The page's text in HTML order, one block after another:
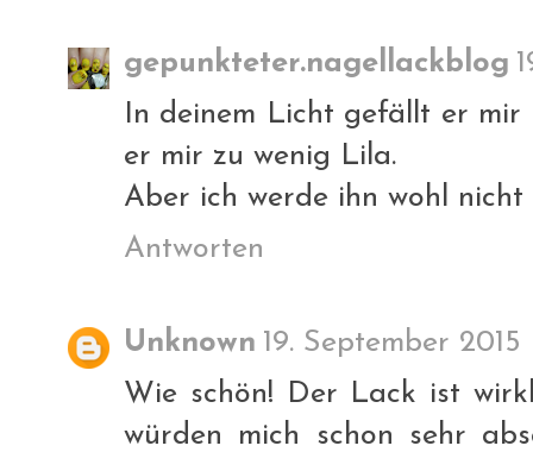
gepunkteter.nagellackblog
In deinem Licht gefällt er
er mir zu wenig Lila.
Aber ich werde ihn wohl nicht
Antworten
Unknown 19. September 2015
Wie schön! Der Lack ist
würden mich schon sehr